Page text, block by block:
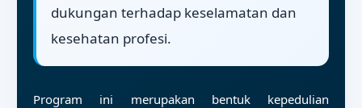
dukungan terhadap keselamatan dan
kesehatan profesi.
Program ini merupakan bentuk kepedulian